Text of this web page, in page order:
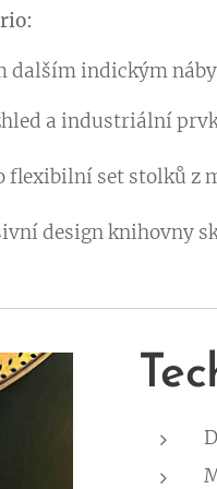
dalším indickým
a industriální
flexibilní set stolků z
design knihovny